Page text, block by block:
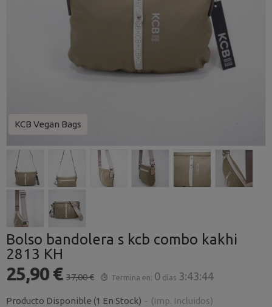
KCB Vegan Bags
Bolso bandolera s kcb combo kakhi
2813 KH
25,90 € 37,00 € Termina en: 0 días 3:43:43
Producto Disponible (1 En Stock) - (Imp. Incluidos)